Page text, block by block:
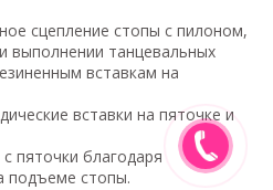
сцепление стопы с пилоном,
выполнении танцевальных
вставкам на
вставки на пяточке и
пяточки благодаря
подъеме стопы.